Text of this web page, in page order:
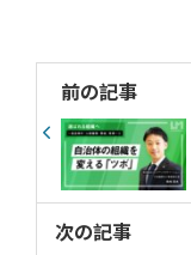
前の記事
次の記事